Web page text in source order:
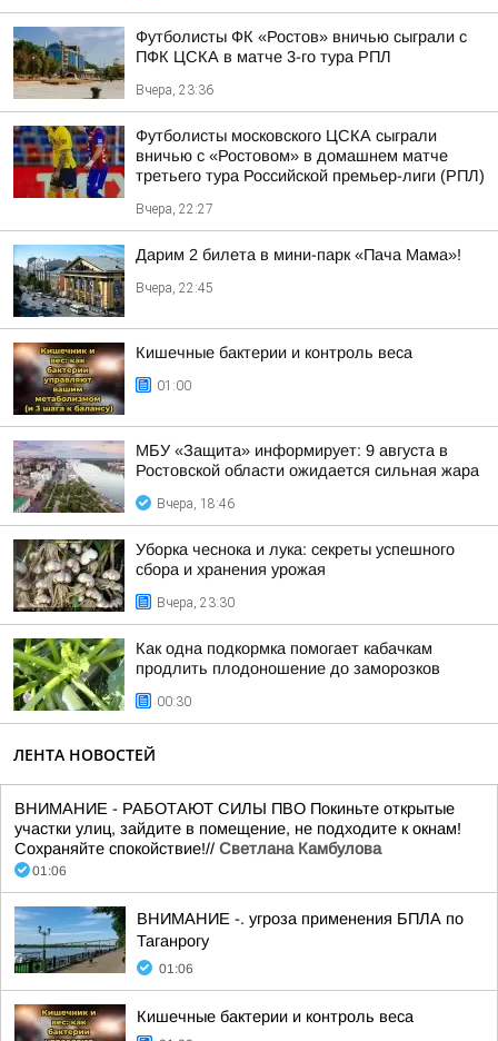
Футболисты ФК «Ростов» вничью сыграли с
ПФК ЦСКА в матче 3-го тура РПЛ
Вчера, 23:36
Футболисты московского ЦСКА сыграли
вничью с «Ростовом» в домашнем матче
третьего тура Российской премьер-лиги (РПЛ)
Вчера, 22:27
Дарим 2 билета в мини-парк «Пача Мама»!
Вчера, 22:45
Кишечные бактерии и контроль веса
01:00
МБУ «Защита» информирует: 9 августа в
Ростовской области ожидается сильная жара
Вчера, 18:46
Уборка чеснока и лука: секреты успешного
сбора и хранения урожая
Вчера, 23:30
Как одна подкормка помогает кабачкам
продлить плодоношение до заморозков
00:30
ЛЕНТА НОВОСТЕЙ
ВНИМАНИЕ - РАБОТАЮТ СИЛЫ ПВО Покиньте открытые
участки улиц, зайдите в помещение, не подходите к окнам!
Сохраняйте спокойствие!// Светлана Камбулова
01:06
ВНИМАНИЕ -. угроза применения БПЛА по
Таганрогу
01:06
Кишечные бактерии и контроль веса